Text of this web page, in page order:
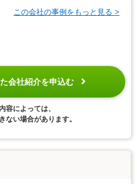
この会社の事例をもっと見る >
会社紹介を申込む
容によっては、
ない場合があります。